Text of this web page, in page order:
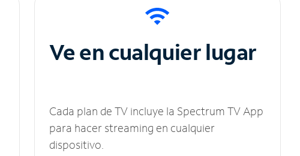
Ve en cualquier lugar
Cada plan de TV incluye la Spectrum TV App
para hacer streaming en cualquier
dispositivo.